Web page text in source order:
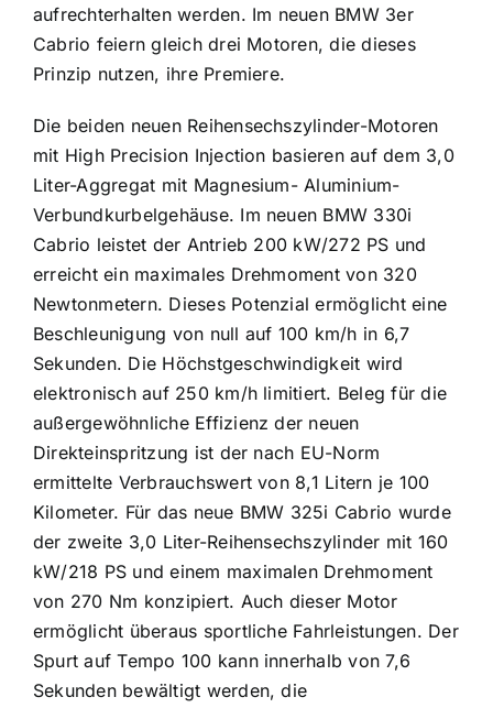
aufrechterhalten werden. Im neuen BMW 3er
Cabrio feiern gleich drei Motoren, die dieses
Prinzip nutzen, ihre Premiere.
Die beiden neuen Reihensechszylinder-Motoren
mit High Precision Injection basieren auf dem 3,0
Liter-Aggregat mit Magnesium- Aluminium-
Verbundkurbelgehäuse. Im neuen BMW 330i
Cabrio leistet der Antrieb 200 kW/272 PS und
erreicht ein maximales Drehmoment von 320
Newtonmetern. Dieses Potenzial ermöglicht eine
Beschleunigung von null auf 100 km/h in 6,7
Sekunden. Die Höchstgeschwindigkeit wird
elektronisch auf 250 km/h limitiert. Beleg für die
außergewöhnliche Effizienz der neuen
Direkteinspritzung ist der nach EU-Norm
ermittelte Verbrauchswert von 8,1 Litern je 100
Kilometer. Für das neue BMW 325i Cabrio wurde
der zweite 3,0 Liter-Reihensechszylinder mit 160
kW/218 PS und einem maximalen Drehmoment
von 270 Nm konzipiert. Auch dieser Motor
ermöglicht überaus sportliche Fahrleistungen. Der
Spurt auf Tempo 100 kann innerhalb von 7,6
Sekunden bewältigt werden, die